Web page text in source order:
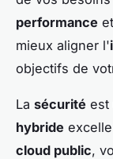
performance
mieux aligner l'
objectifs de
La sécurité est
hybride
cloud public,